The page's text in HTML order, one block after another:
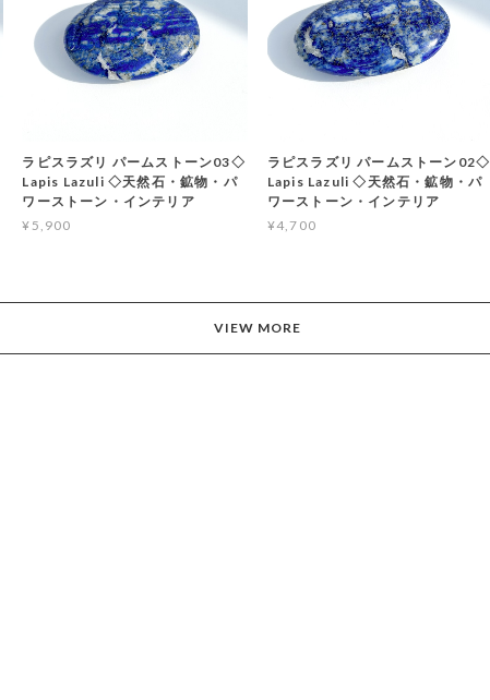
ラピスラズリ パームストーン03◇
Lapis Lazuli ◇天然石・鉱物・パ
ワーストーン・インテリア
¥5,900
ラピスラズリ パームストーン02◇
Lapis Lazuli ◇天然石・鉱物・パ
ワーストーン・インテリア
¥4,700
VIEW MORE